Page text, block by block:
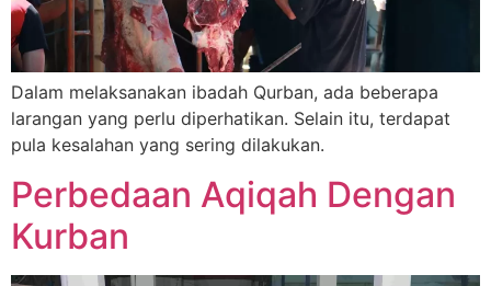
Dalam melaksanakan ibadah Qurban, ada beberapa
larangan yang perlu diperhatikan. Selain itu, terdapat
pula kesalahan yang sering dilakukan.
Perbedaan Aqiqah Dengan
Kurban